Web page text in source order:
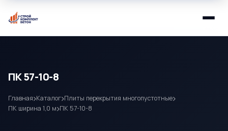
ПК 57-10-8
Главная Каталог Плиты перекрытия многопустотные
ПК ширина 1,0 м ПК 57-10-8